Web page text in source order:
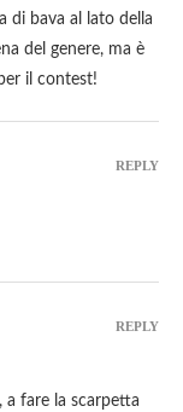
di bava al lato della
del genere, ma è
il contest!
REPLY
fare la scarpetta
REPLY